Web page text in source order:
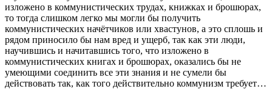
изложено в коммунистических трудах, книжках и брошюрах,
то тогда слишком легко мы могли бы получить
коммунистических начётчиков или хвастунов, а это сплошь и
рядом приносило бы нам вред и ущерб, так как эти люди,
научившись и начитавшись того, что изложено в
коммунистических книгах и брошюрах, оказались бы не
умеющими соединить все эти знания и не сумели бы
действовать так, как того действительно коммунизм требует…